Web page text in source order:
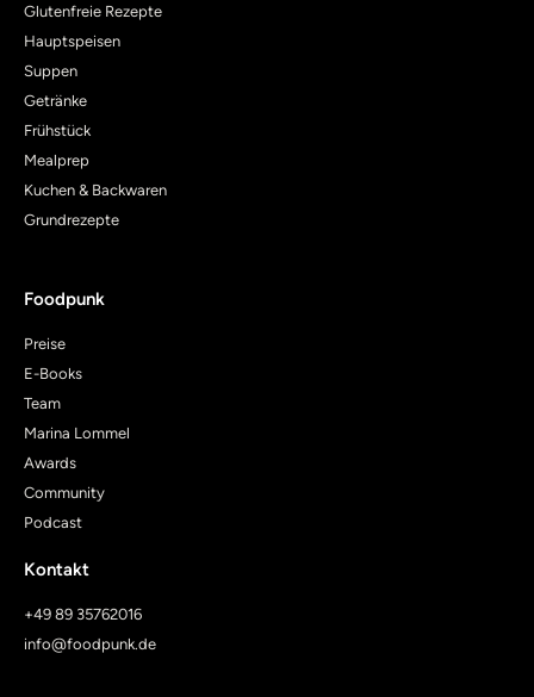
Glutenfreie Rezepte
Hauptspeisen
Suppen
Getränke
Frühstück
Mealprep
Kuchen & Backwaren
Grundrezepte
Foodpunk
Preise
E-Books
Team
Marina Lommel
Awards
Community
Podcast
Kontakt
+49 89 35762016
info@foodpunk.de